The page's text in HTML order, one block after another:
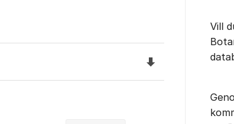
Ladda ned filen
Vill